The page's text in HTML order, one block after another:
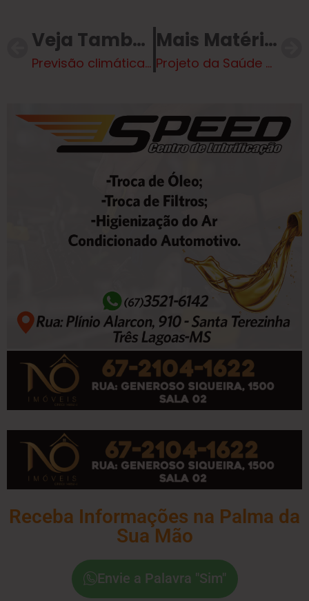
Veja Também
Previsão climática para o final de semana – Veja o Vídeo
Mais Matérias
Projeto da Saúde de TL é reconhecido nacionalmente por levar planejamento reprodutivo para mulheres em situação de rua
Receba Informações na Palma da
Sua Mão
Envie a Palavra "Sim"